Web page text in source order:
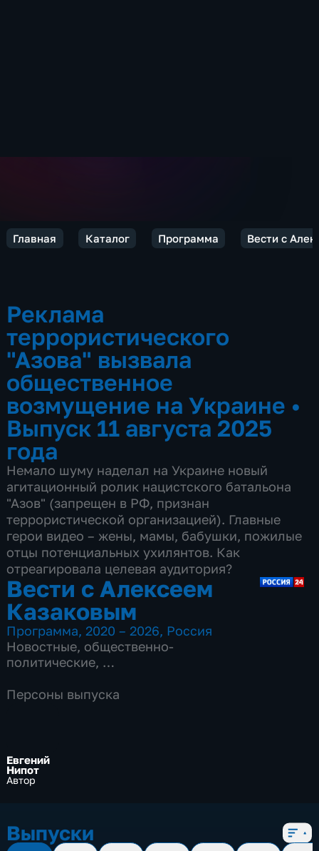
Главная Каталог Программа Вести с
Реклама
террористического
"Азова" вызвала
общественное
возмущение на Украине •
Выпуск 11 августа 2025
года
Немало шуму наделал на Украине новый
агитационный ролик нацистского батальона
"Азов" (запрещен в РФ, признан
террористической организацией). Главные
герои видео – жены, мамы, бабушки, пожилые
отцы потенциальных ухилянтов. Как
отреагировала целевая аудитория?
Вести с Алексеем
Казаковым
Программа, 2020 – 2026, Россия
Новостные, общественно-
политические,
Персоны выпуска
Евгений
Нипот
Автор
Выпуски